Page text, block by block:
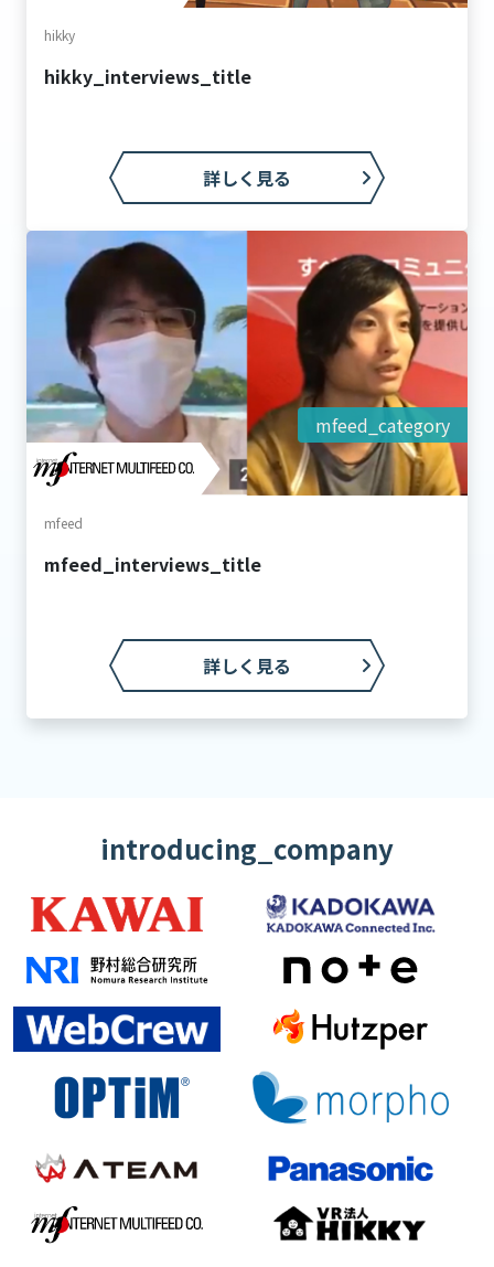
hikky
hikky_interviews_title
詳しく見る
mfeed_category
mfeed
mfeed_interviews_title
詳しく見る
introducing_company